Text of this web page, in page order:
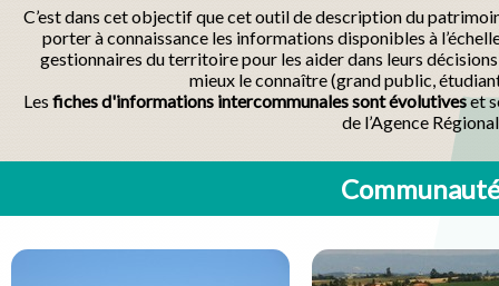
C’est dans cet objectif que cet outil de description du
porter à connaissance les informations disponibles à
gestionnaires du territoire pour les aider dans leurs
mieux le connaître (grand public,
Les fiches d'informations intercommunales sont évolutiveset
de l’Agence